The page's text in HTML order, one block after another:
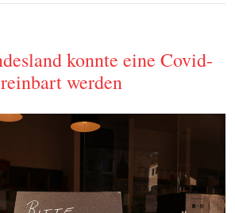
konnte eine Covid-
werden